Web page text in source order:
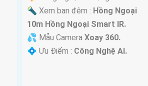
🔦 Xem ban đêm : Hồng Ngoại
10m Hồng Ngoại Smart IR.
💦 Mẫu Camera Xoay 360.
️💠 Ưu Điểm : Công Nghệ AI.